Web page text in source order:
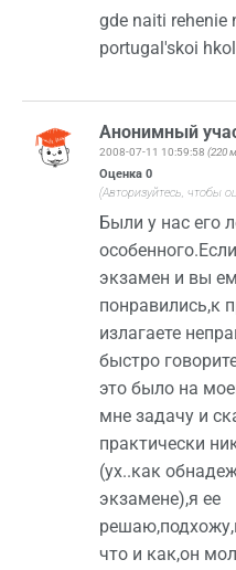
gde naiti rehenie
portugal'skoi
Анонимный
2008-07-11 10:59:58 (220
Оценка 0
(Авторизуйтесь, чтобы
Были у нас его
экзамен и вы
понравились,к
излагаете
быстро
это было на
мне задачу и
практически
(ух..как
экзамене),я ее
что и как,он